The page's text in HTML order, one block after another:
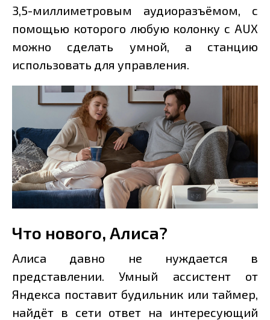
3,5-миллиметровым аудиоразъёмом, с
помощью которого любую колонку с AUX
можно сделать умной, а станцию
использовать для управления.
Что нового, Алиса?
Алиса давно не нуждается в
представлении. Умный ассистент от
Яндекса поставит будильник или таймер,
найдёт в сети ответ на интересующий